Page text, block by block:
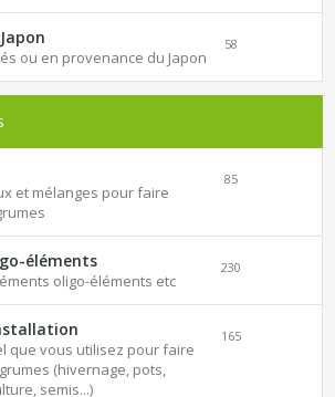
ou en provenance du Japon
58
et mélanges pour faire
85
éléments
oligo-éléments etc
230
que vous utilisez pour faire
(hivernage, pots,
semis...)
165